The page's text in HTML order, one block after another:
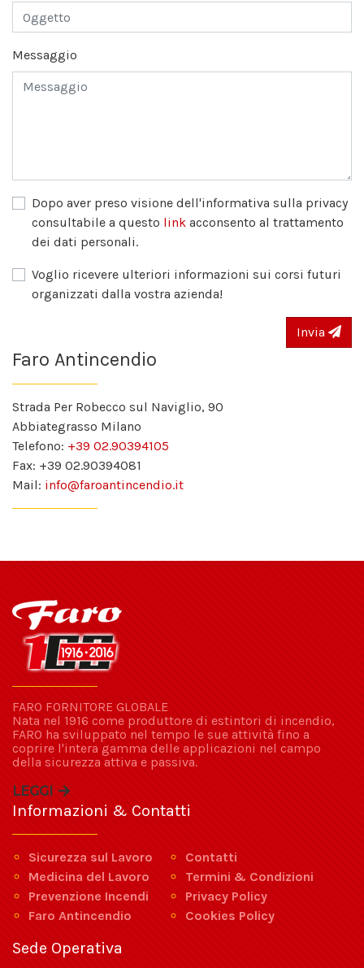
Messaggio
Dopo aver preso visione dell'informativa sulla privacy
consultabile a questo link acconsento al trattamento
dei dati personali.
Voglio ricevere ulteriori informazioni sui corsi futuri
organizzati dalla vostra azienda!
Invia
Faro Antincendio
Strada Per Robecco sul Naviglio, 90
Abbiategrasso Milano
Telefono: +39 02.90394105
Fax: +39 02.90394081
Mail: info@faroantincendio.it
FARO FORNITORE GLOBALE
Nata nel 1916 come produttore di estintori di incendio,
FARO ha sviluppato nel tempo le sue attività fino a
coprire l'intera gamma delle applicazioni nel campo
della sicurezza attiva e passiva.
LEGGI
Informazioni & Contatti
Sicurezza sul Lavoro
Medicina del Lavoro
Prevenzione Incendi
Faro Antincendio
Contatti
Termini & Condizioni
Privacy Policy
Cookies Policy
Sede Operativa